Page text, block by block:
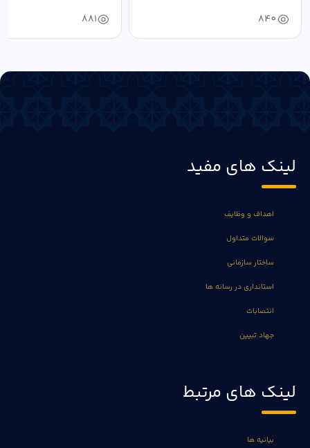
840
881
لینک های مفید
اهداف و وظایف
سوالات متداول
ساختار سازمانی
استانداری در رسانه ها
انتصابات
جهاد تبیین
لینک های مرتبط
بیانیه ها